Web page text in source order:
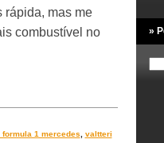
rápida, mas me
combustível no
1 mercedes
valtteri
»
por: